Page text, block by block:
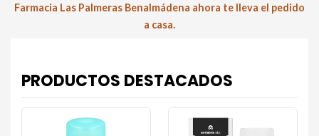
Farmacia Las Palmeras Benalmádena ahora te lleva el pedido
a casa.